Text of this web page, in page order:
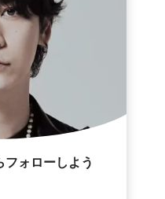
フォローしよう